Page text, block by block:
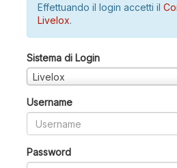
Effettuando il login accetti il
Livelox.
Sistema di Login
Livelox
Username
Password